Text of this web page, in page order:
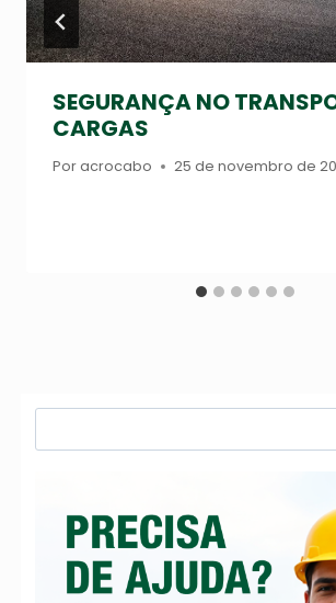
SEGURANÇA NO
CARGAS
Poracrocabo 25 de novembro de